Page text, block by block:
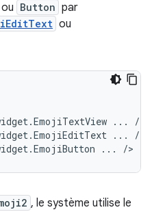
ou Button par
ou
...
/>
...
/>
...
, le système utilise le